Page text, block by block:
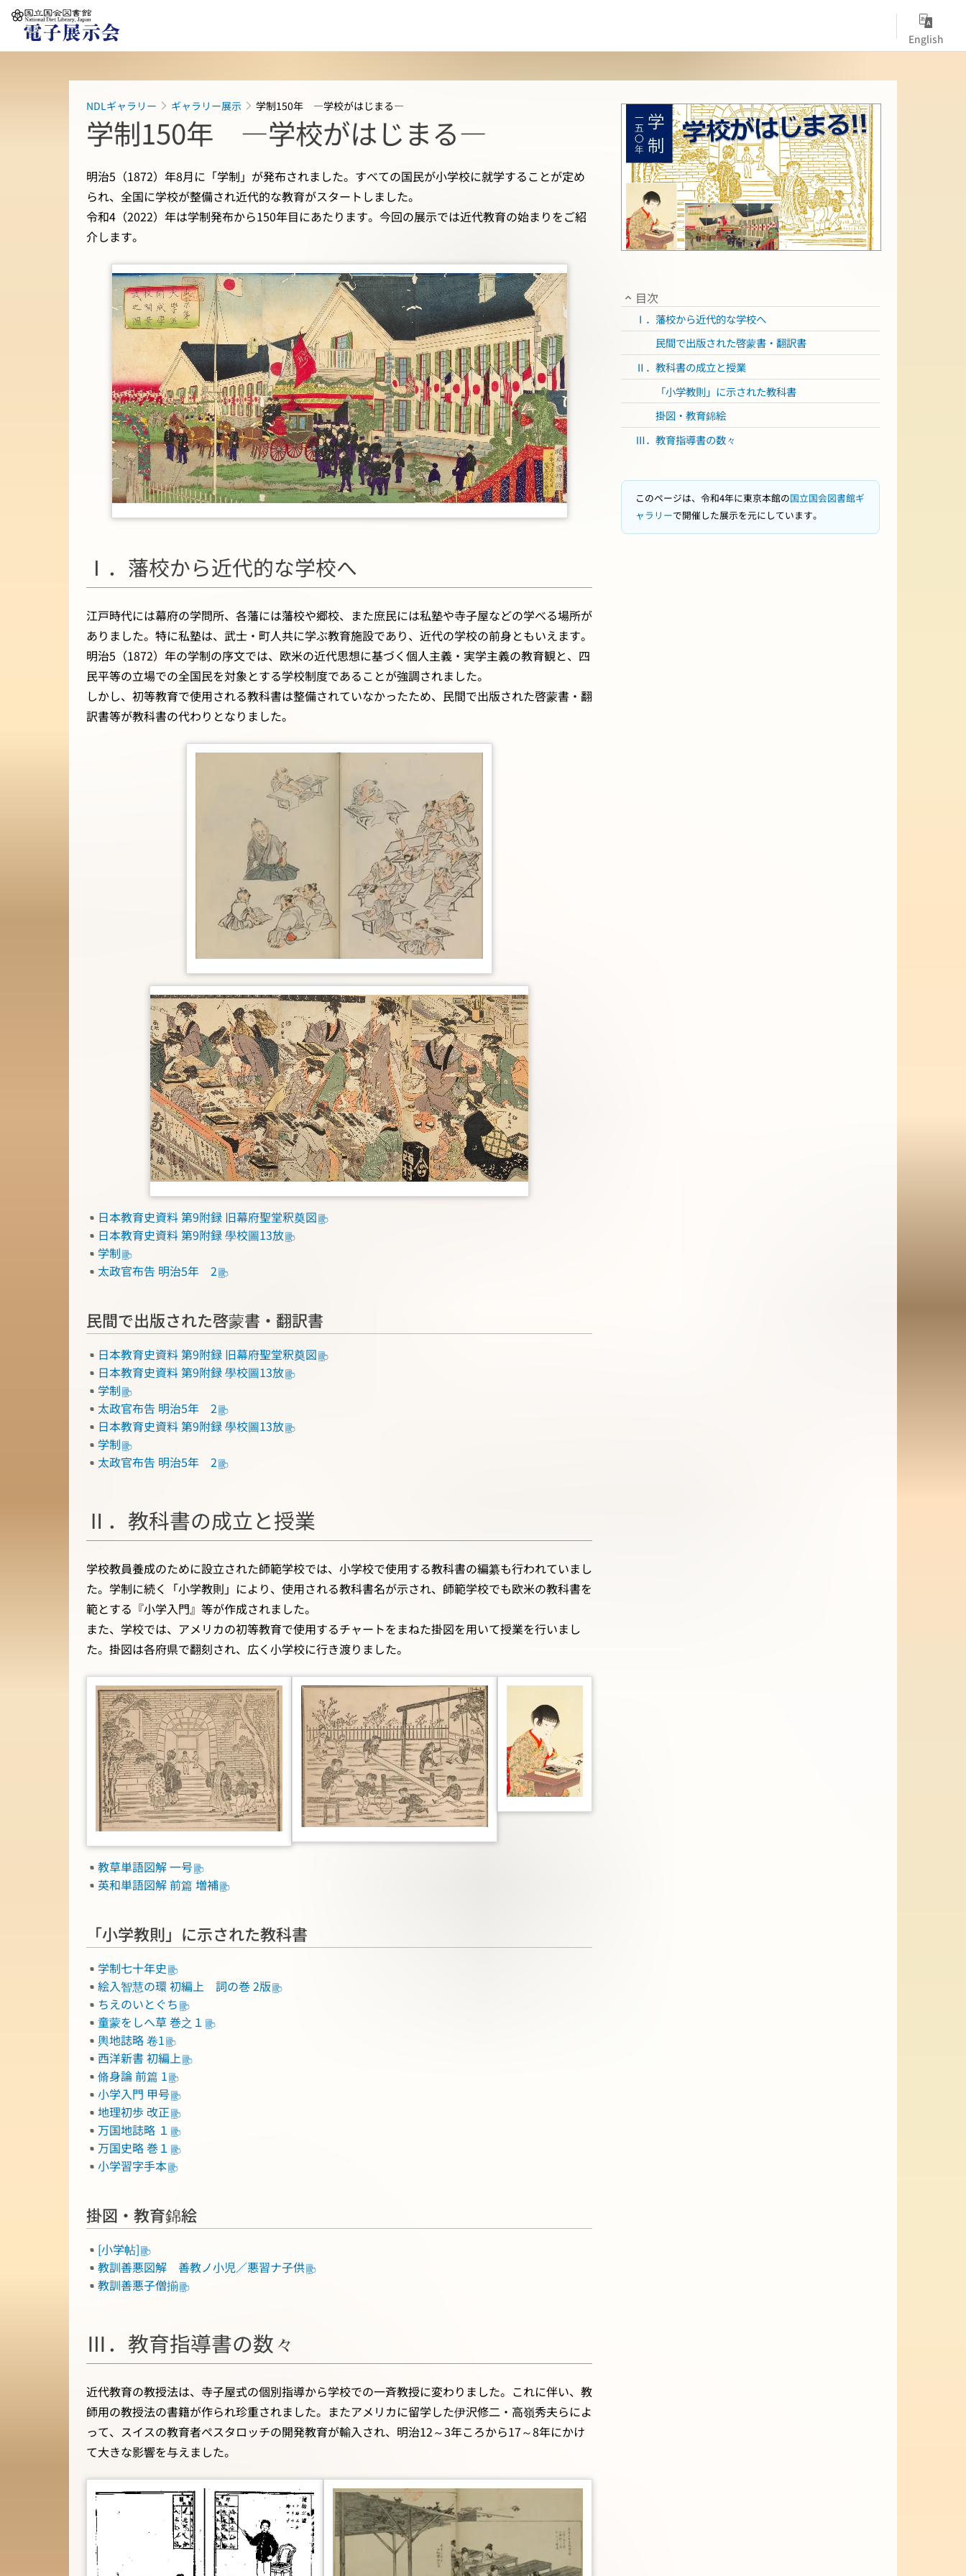
本文へ移動
English
NDLギャラリー ギャラリー展示 学制150年 ―学校がはじまる―
学制150年 ―学校がはじまる―
明治5（1872）年8月に「学制」が発布されました。すべての国民が小学校に就学することが定め
られ、全国に学校が整備され近代的な教育がスタートしました。
令和4（2022）年は学制発布から150年目にあたります。今回の展示では近代教育の始まりをご紹
介します。
Ⅰ．藩校から近代的な学校へ
江戸時代には幕府の学問所、各藩には藩校や郷校、また庶民には私塾や寺子屋などの学べる場所が
ありました。特に私塾は、武士・町人共に学ぶ教育施設であり、近代の学校の前身ともいえます。
明治5（1872）年の学制の序文では、欧米の近代思想に基づく個人主義・実学主義の教育観と、四
民平等の立場での全国民を対象とする学校制度であることが強調されました。
しかし、初等教育で使用される教科書は整備されていなかったため、民間で出版された啓蒙書・翻
訳書等が教科書の代わりとなりました。
日本教育史資料 第9附録 旧幕府聖堂釈奠図
日本教育史資料 第9附録 學校圖13放
学制
太政官布告 明治5年 2
民間で出版された啓蒙書・翻訳書
日本教育史資料 第9附録 旧幕府聖堂釈奠図
日本教育史資料 第9附録 學校圖13放
学制
太政官布告 明治5年 2
日本教育史資料 第9附録 學校圖13放
学制
太政官布告 明治5年 2
Ⅱ．教科書の成立と授業
学校教員養成のために設立された師範学校では、小学校で使用する教科書の編纂も行われていまし
た。学制に続く「小学教則」により、使用される教科書名が示され、師範学校でも欧米の教科書を
範とする『小学入門』等が作成されました。
また、学校では、アメリカの初等教育で使用するチャートをまねた掛図を用いて授業を行いまし
た。掛図は各府県で翻刻され、広く小学校に行き渡りました。
教草単語図解 一号
英和単語図解 前篇 増補
「小学教則」に示された教科書
学制七十年史
絵入智慧の環 初編上 詞の巻 2版
ちえのいとぐち
童蒙をしへ草 巻之１
輿地誌略 卷1
西洋新書 初編上
脩身論 前篇 1
小学入門 甲号
地理初歩 改正
万国地誌略 １
万国史略 巻１
小学習字手本
掛図・教育錦絵
[小学帖]
教訓善悪図解 善教ノ小児／悪習ナ子供
教訓善悪子僧揃
Ⅲ．教育指導書の数々
近代教育の教授法は、寺子屋式の個別指導から学校での一斉教授に変わりました。これに伴い、教
師用の教授法の書籍が作られ珍重されました。またアメリカに留学した伊沢修二・高嶺秀夫らによ
って、スイスの教育者ぺスタロッチの開発教育が輸入され、明治12～3年ころから17～8年にかけ
て大きな影響を与えました。
目次
Ⅰ．藩校から近代的な学校へ
民間で出版された啓蒙書・翻訳書
Ⅱ．教科書の成立と授業
「小学教則」に示された教科書
掛図・教育錦絵
Ⅲ．教育指導書の数々
このページは、令和4年に東京本館の国立国会図書館ギ
ャラリーで開催した展示を元にしています。